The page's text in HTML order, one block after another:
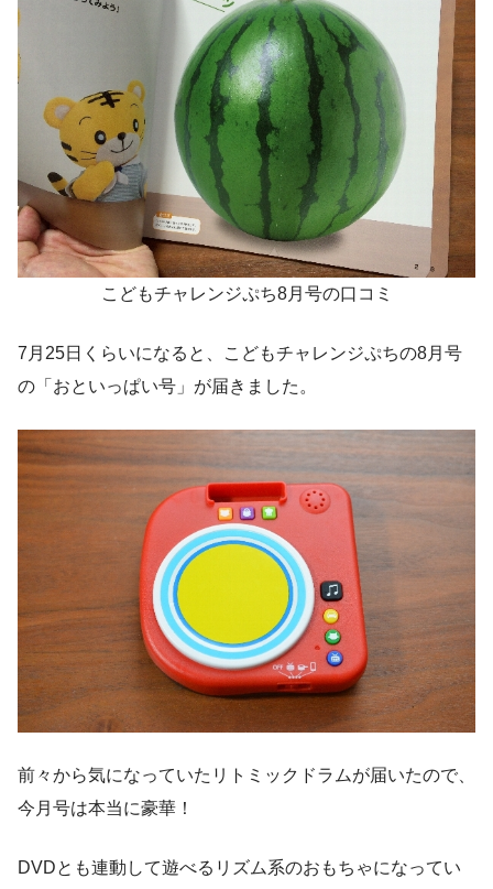
こどもチャレンジぷち8月号の口コミ
7月25日くらいになると、こどもチャレンジぷちの8月号
の「おといっぱい号」が届きました。
前々から気になっていたリトミックドラムが届いたので、
今月号は本当に豪華！
DVDとも連動して遊べるリズム系のおもちゃになってい